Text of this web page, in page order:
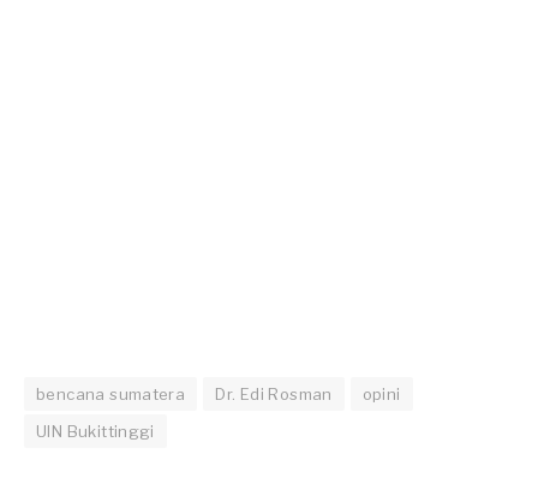
bencana sumatera Dr. Edi Rosman
opini
UIN Bukittinggi